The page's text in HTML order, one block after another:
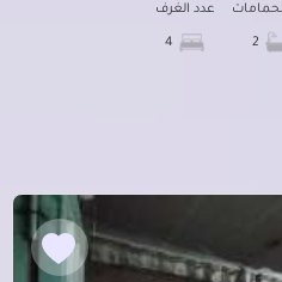
عدد الغرف